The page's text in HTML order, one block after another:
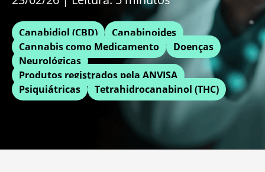
Canabidiol (CBD)
Canabinoides
Cannabis como Medicamento
Doenças
Neurológicas
Produtos registrados pela ANVISA
Psiquiátricas
Tetrahidrocanabinol (THC)